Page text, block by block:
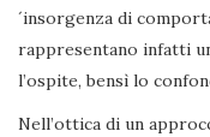
´insorgenza di
rappresentano infatti
l’ospite, bensì lo
Nell’ottica di un